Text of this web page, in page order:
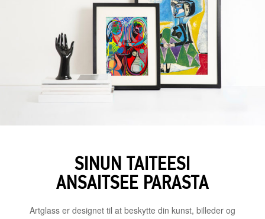
SINUN TAITEESI
ANSAITSEE PARASTA
Artglass er designet til at beskytte din kunst, billeder og